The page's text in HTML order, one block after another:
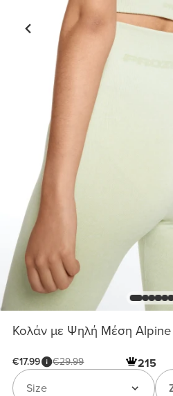
Κολάν με Ψηλή Μέση Alpine
€17.99 €29.99 215
Size